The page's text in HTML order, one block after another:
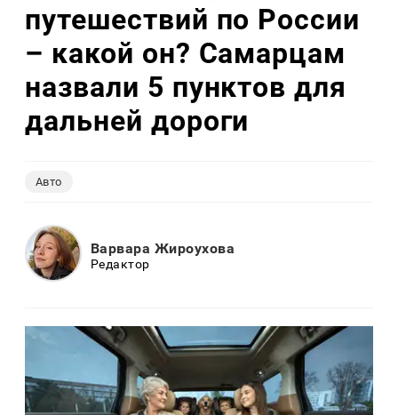
путешествий по России
– какой он? Самарцам
назвали 5 пунктов для
дальней дороги
Авто
Варвара Жироухова
Редактор